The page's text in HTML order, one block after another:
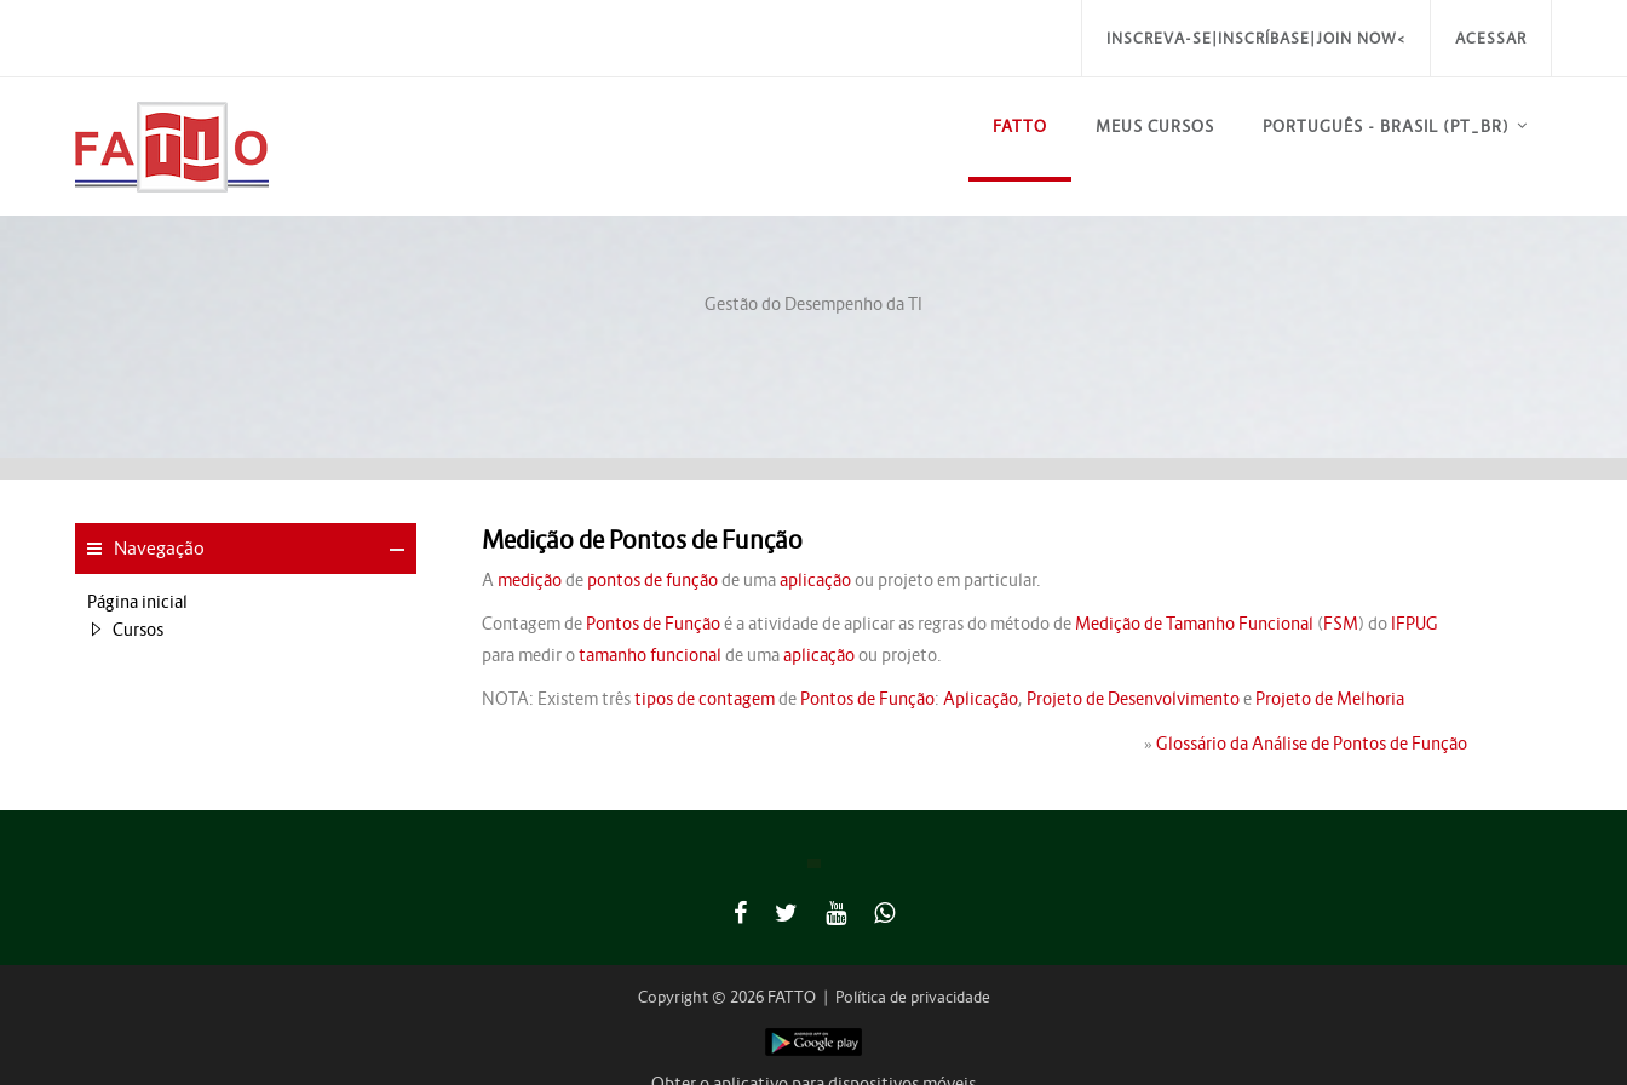
INSCREVA-SE|INSCRÍBASE|JOIN NOW< ACESSAR
FATTO MEUS CURSOS PORTUGUÊS - BRASIL ‎(PT_BR)‎
Gestão do Desempenho da TI
Medição de Pontos de Função
A mediçãode pontos de funçãode umaaplicaçãoou projeto em particular.
Contagem de Pontos de Funçãoé a atividade de aplicar as regras do método de Medição de Tamanho Funcional (FSM) do IFPUG
para medir otamanho funcional de umaaplicaçãoou projeto.
NOTA: Existem trêstipos de contagemde Pontos de Função:Aplicação, Projeto de Desenvolvimentoe Projeto de Melhoria
»Glossário da Análise de Pontos de Função
Navegação
Página inicial
Cursos
Copyright © 2026 FATTO | Política de privacidade